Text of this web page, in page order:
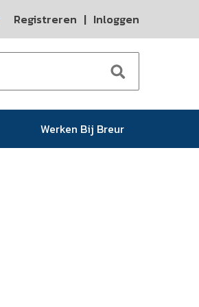
Registreren | Inloggen
Werken Bij Breur